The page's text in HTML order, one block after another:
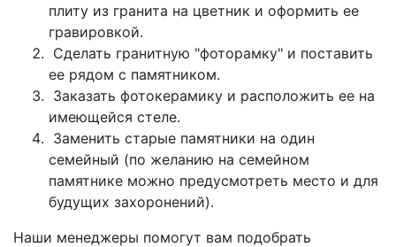
плиту из гранита на цветник и оформить ее
гравировкой.
Сделать гранитную "фоторамку" и поставить
ее рядом с памятником.
Заказать фотокерамику и расположить ее на
имеющейся стеле.
Заменить старые памятники на один
семейный (по желанию на семейном
памятнике можно предусмотреть место и для
будущих захоронений).
Наши менеджеры помогут вам подобрать